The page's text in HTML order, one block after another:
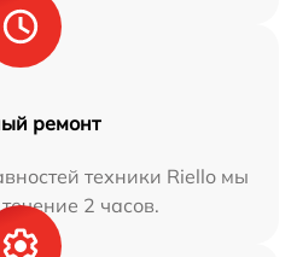
ремонт
техники Riello мы
2 часов.